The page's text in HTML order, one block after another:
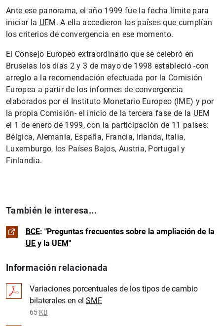
Ante ese panorama, el año 1999 fue la fecha límite para
iniciar la UEM. A ella accedieron los países que cumplían
los criterios de convergencia en ese momento.
El Consejo Europeo extraordinario que se celebró en
Bruselas los días 2 y 3 de mayo de 1998 estableció -con
arreglo a la recomendación efectuada por la Comisión
Europea a partir de los informes de convergencia
elaborados por el Instituto Monetario Europeo (IME) y por
la propia Comisión- el inicio de la tercera fase de la UEM
el 1 de enero de 1999, con la participación de 11 países:
Bélgica, Alemania, España, Francia, Irlanda, Italia,
Luxemburgo, los Países Bajos, Austria, Portugal y
Finlandia.
También le interesa...
BCE: "Preguntas frecuentes sobre la ampliación de la
UE y la UEM"
Información relacionada
Variaciones porcentuales de los tipos de cambio
bilaterales en el SME
65 KB